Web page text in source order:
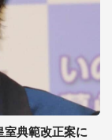
室典範改正案に